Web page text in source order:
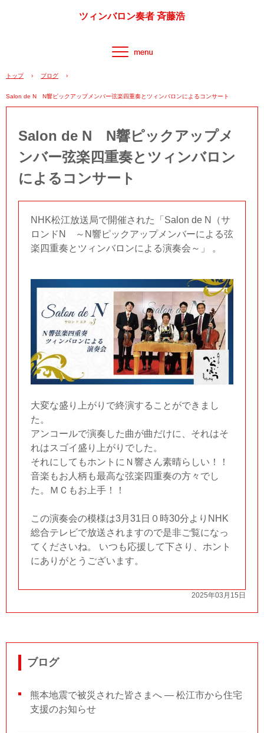
ツィンバロン奏者 斉藤浩
トップ › ブログ ›
Salon de N N響ピックアップメンバー弦楽四重奏とツィンバロンによるコンサート
Salon de N N響ピックアップメ
ンバー弦楽四重奏とツィンバロン
によるコンサート
NHK松江放送局で開催された「Salon de N（サ
ロンドN ～N響ピックアップメンバーによる弦
楽四重奏とツィンバロンによる演奏会～」 。
大変な盛り上がりで終演することができまし
た。
アンコールで演奏した曲が曲だけに、それはそ
れはスゴイ盛り上がりでした。
それにしてもホントにＮ響さん素晴らしい！！
音楽もお人柄も最高な弦楽四重奏の方々でし
た。ＭＣもお上手！！
この演奏会の模様は3月31日０時30分よりNHK
総合テレビで放送されますので是非ご覧になっ
てくださいね。 いつも応援して下さり、ホント
にありがとうございます。
2025年03月15日
ブログ
熊本地震で被災された皆さまへ ― 松江市から住宅
支援のお知らせ